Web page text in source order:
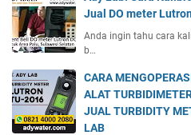
Jual DO meter
Anda ingin tahu cara
b…
CARA
ALAT
JUAL TURBIDITY
LAB